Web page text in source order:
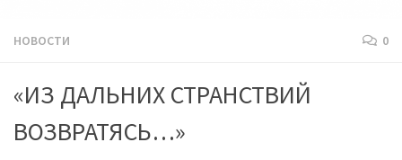
НОВОСТИ 0
«ИЗ ДАЛЬНИХ СТРАНСТВИЙ
ВОЗВРАТЯСЬ…»